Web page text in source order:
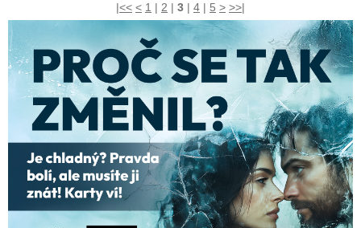
|<< < 1 | 2 | 3 | 4 | 5 > >>|